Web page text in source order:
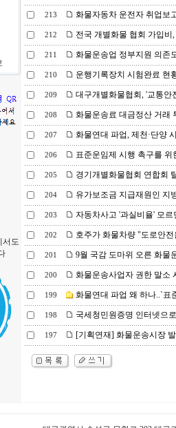
서도
213 화물자동차 운전자 취업보
212 전국 개별화물 협회 가입비,
211 화물운송업 정부지원 의존
210 운행기록장치 시험완료 현
209 대구개별화물협회, '교통안
208 화물운송료 대금정산 거래
207 화물연대 파업, 제천·단양
206 표준운임제 시행 촉구를 위
205 경기개별화물협회 연합회
204 유가보조금 지급재원인 지
203 자동차사고 '과실비율' 모르
202 호주가 화물차량 "도로안
201 9월 국감 도마위 오른 화물
200 화물운송사업자 권한 말소
199 화물연대 파업 왜 하나..`표
198 국세청민원증명 인터넷으
197 [기획연재] 화물운송시장